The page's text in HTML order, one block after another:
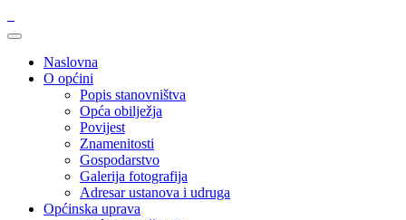
Naslovna
O općini
Popis stanovništva
Opća obilježja
Povijest
Znamenitosti
Gospodarstvo
Galerija fotografija
Adresar ustanova i udruga
Općinska uprava